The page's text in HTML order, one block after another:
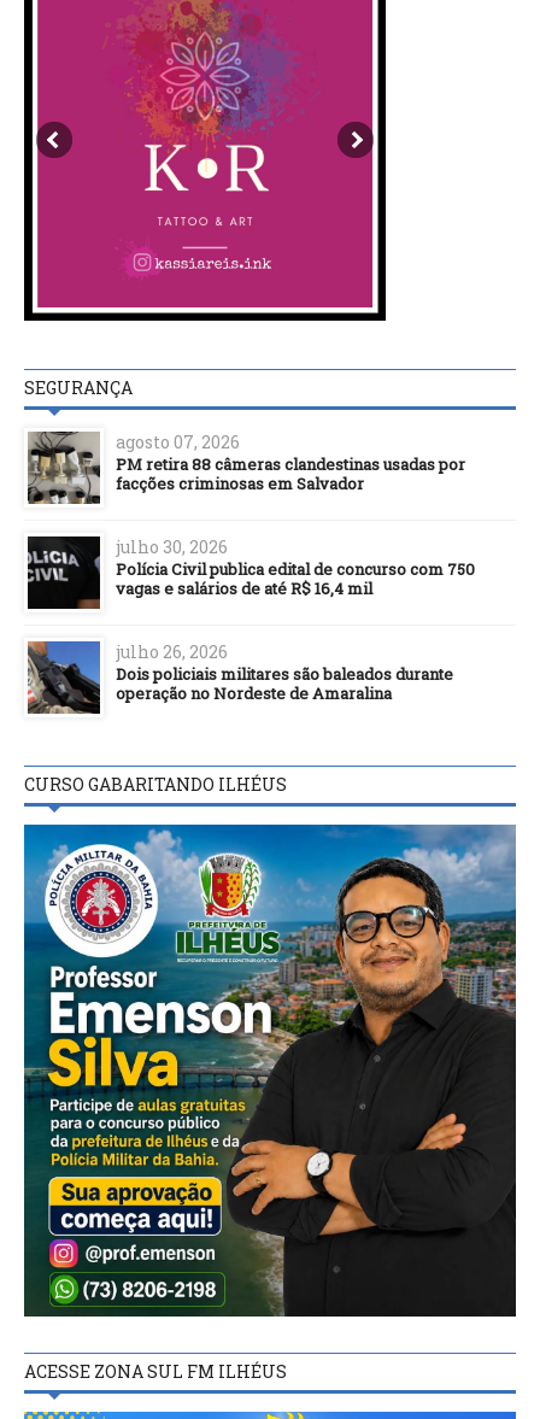
SEGURANÇA
agosto 07, 2026
PM retira 88 câmeras clandestinas usadas por
facções criminosas em Salvador
julho 30, 2026
Polícia Civil publica edital de concurso com 750
vagas e salários de até R$ 16,4 mil
julho 26, 2026
Dois policiais militares são baleados durante
operação no Nordeste de Amaralina
CURSO GABARITANDO ILHÉUS
ACESSE ZONA SUL FM ILHÉUS